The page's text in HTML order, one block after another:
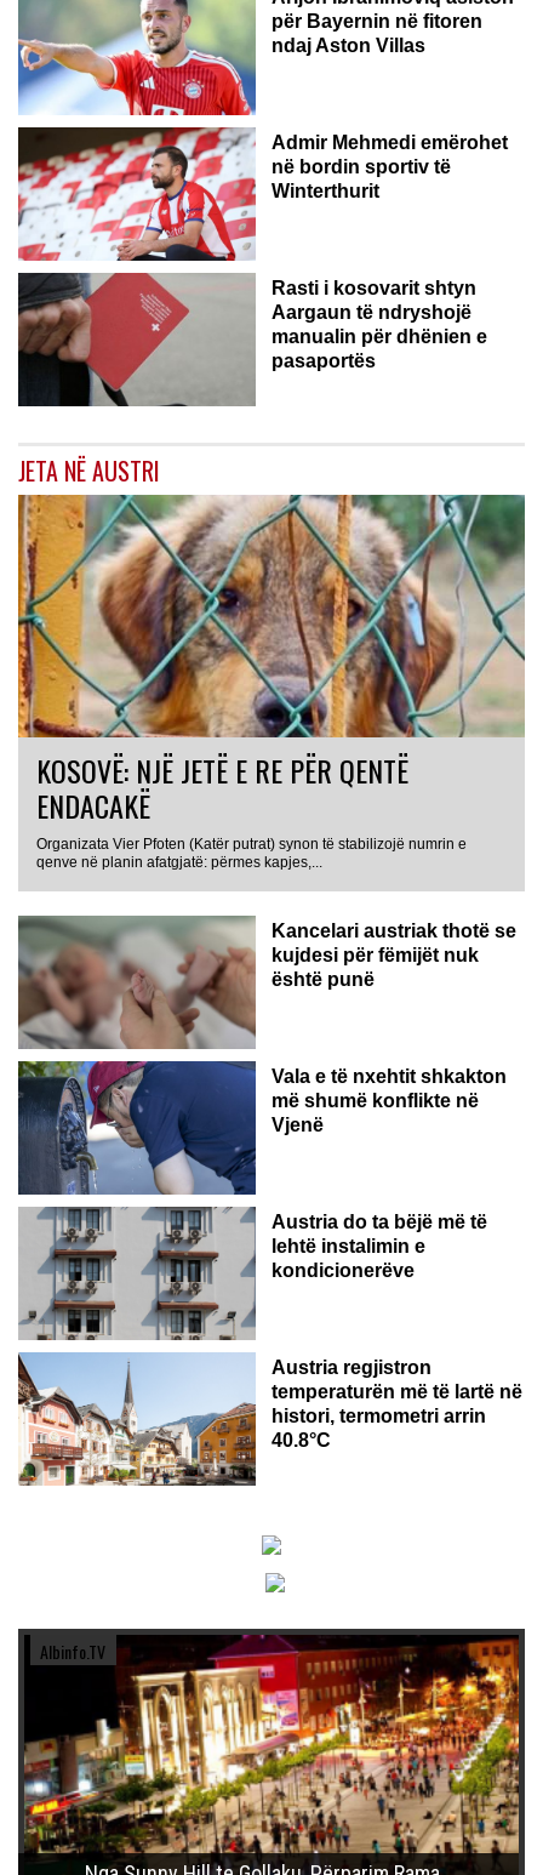
për Bayernin në fitoren
ndaj Aston Villas
ZVICËR
Admir Mehmedi emërohet
në bordin sportiv të
Winterthurit
Rasti i kosovarit shtyn
Aargaun të ndryshojë
manualin për dhënien e
pasaportës
JETA NË AUSTRI
KOSOVË: NJË JETË E RE PËR QENTË
ENDACAKË
Organizata Vier Pfoten (Katër putrat) synon të stabilizojë numrin e
qenve në planin afatgjatë: përmes kapjes,...
Kancelari austriak thotë se
kujdesi për fëmijët nuk
është punë
Vala e të nxehtit shkakton
më shumë konflikte në
Vjenë
Austria do ta bëjë më të
lehtë instalimin e
kondicionerëve
Austria regjistron
temperaturën më të lartë në
histori, termometri arrin
40.8°C
Albinfo.TV